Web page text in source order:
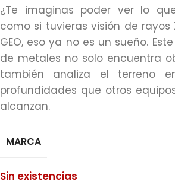
¿Te imaginas poder ver lo
como si tuvieras visión de rayos
GEO, eso ya no es un sueño.
de metales no solo encuentra
también analiza el terreno
profundidades que otros
alcanzan.
MARCA
Sin existencias